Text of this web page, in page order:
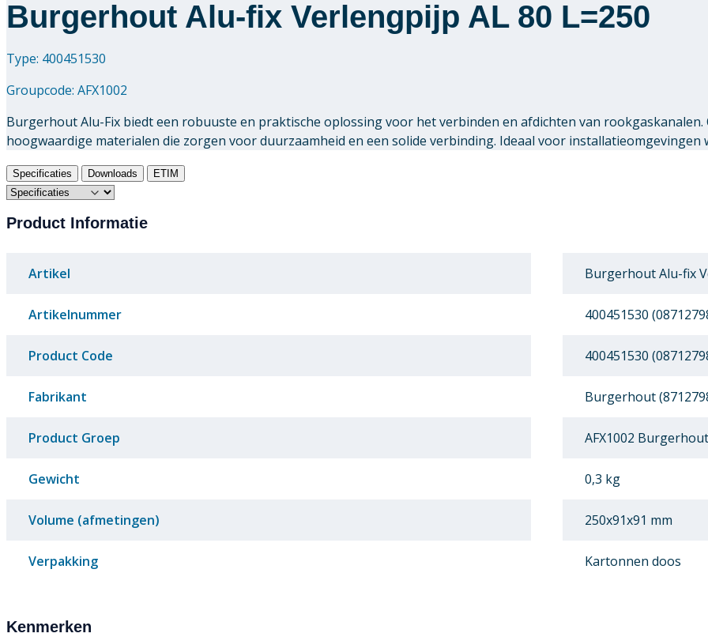
Burgerhout Alu-fix Verlengpijp AL 80 L=250
Type: 400451530
Groupcode: AFX1002
Burgerhout Alu-Fix biedt een robuuste en praktische oplossing voor het verbinden en afdichten van
hoogwaardige materialen die zorgen voor duurzaamheid en een solide verbinding. Ideaal voor installatieomgevingen
Specificaties Downloads ETIM
Product Informatie
Artikel Burgerhout Alu-fix
Artikelnummer 400451530
Product Code 400451530
Fabrikant Burgerhout
Product Groep AFX1002
Gewicht 0,3 kg
Volume (afmetingen) 250x91x91 mm
Verpakking Kartonnen doos
Kenmerken